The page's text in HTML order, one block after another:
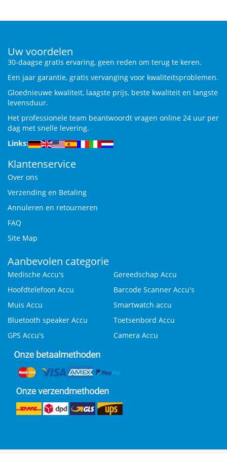
Uw voordelen
30-daagse gratis ervaring, geen reden om terug te keren.
Een jaar garantie, gratis vervanging voor kwaliteitsproblemen.
Gloednieuwe kwaliteit, laagste prijs, beste kwaliteit en langste
levensduur.
Het professionele team beantwoordt vragen online 24 uur per
dag met snelle levering.
Links:
Klantenservice
Over ons
Verzending en Betaling
Annuleren en retourneren
FAQ
Site Map
Aanbevolen categorie
Medische Accu's
Gereedschap Accu
Hoofdtelefoon Accu
Barcode Scanner Accu's
Muis Accu
Smartwatch accu
Bluetooth speaker Accu
Toetsenbord Accu
GPS Accu's
Camera Accu